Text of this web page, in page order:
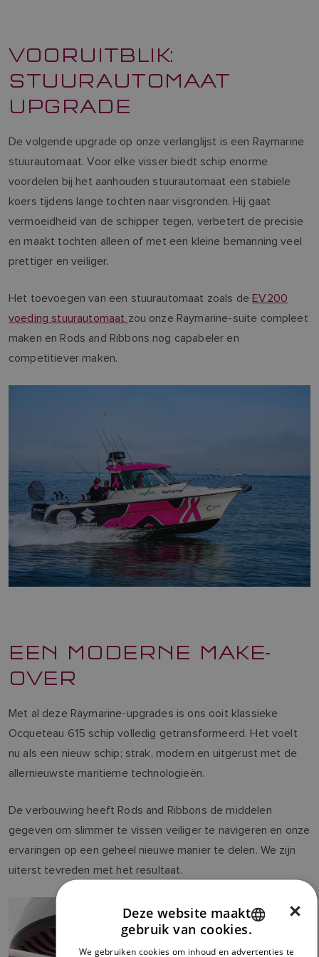
VOORUITBLIK:
STUURAUTOMAAT
UPGRADE
De volgende upgrade op onze verlanglijst is een Raymarine
stuurautomaat. Voor elke visser biedt schip enorme
voordelen bij het aanhouden stuurautomaat een stabiele
koers tijdens lange tochten naar visgronden. Hij gaat
vermoeidheid van de schipper tegen, verbetert de precisie
en maakt tochten alleen of met een kleine bemanning veel
prettiger en veiliger.
Het toevoegen van een stuurautomaat zoals deEV200
voeding stuurautomaat zou onze Raymarine-suite compleet
maken en Rods and Ribbons nog capabeler en
competitiever maken.
EEN MODERNE MAKE-
OVER
Met al deze Raymarine-upgrades is ons ooit klassieke
Ocqueteau 615 schip volledig getransformeerd. Het voelt
nu als een nieuw schip; strak, modern en uitgerust met de
allernieuwste maritieme technologieën.
De verbouwing heeft Rods and Ribbons de middelen
gegeven om slimmer te vissen veiliger te navigeren en onze
ervaringen op een geheel nieuwe manier te delen. We zijn
uiterst tevreden met het resultaat.
ENGLISH
×
Deze website maakt
gebruik van cookies.
We gebruiken cookies om inhoud en advertenties te